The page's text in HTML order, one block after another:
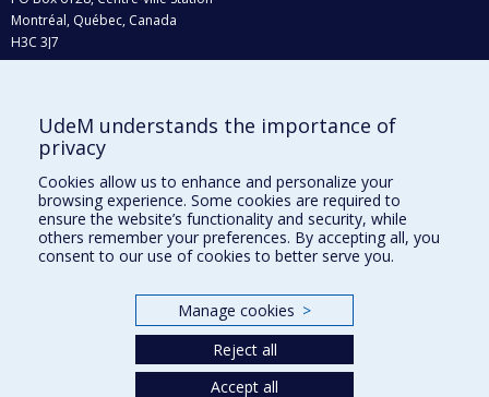
Montréal, Québec, Canada
H3C 3J7
Who does what?
Find us
Site map
Accessibility
UdeM understands the importance of
privacy
Cookies allow us to enhance and personalize your
browsing experience. Some cookies are required to
ensure the website’s functionality and security, while
others remember your preferences. By accepting all, you
consent to our use of cookies to better serve you.
Manage cookies >
Reject all
Accept all